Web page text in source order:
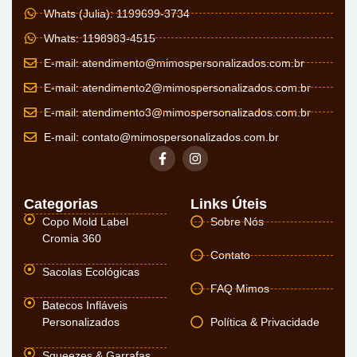
Whats (Julia): 1199699-3734
Whats: 1198983-4515
E-mail:atendimento@mimospersonalizados.com.br
E-mail:atendimento2@mimospersonalizados.com.br
E-mail:atendimento3@mimospersonalizados.com.br
E-mail: contato@mimospersonalizados.com.br
Categorias
Copo Mold Label
Cromia 360
Sacolas Ecológicas
Batecos Infláveis
Personalizados
Links Úteis
Sobre Nós
Contato
FAQ Mimos
Política & Privacidade